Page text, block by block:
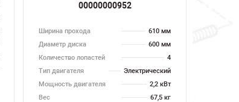
00000000952
Ширина прохода
610 мм
Диаметр диска
600 мм
Количество лопастей
4
Тип двигателя
Электрический
Мощность двигателя
2,2 кВт
Вес
67,5 кг